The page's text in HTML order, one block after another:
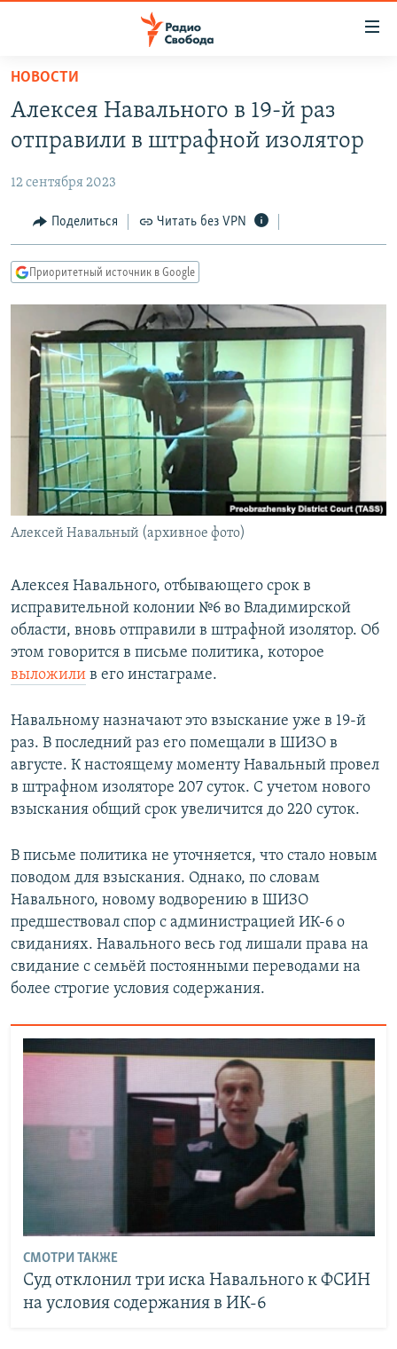
упрощенного
доступа
основному
Вернутся
главной
навигации
Вернутся
поиску
АВТОРСКИЕ ПРОЕКТЫ
ЦИТАТЫ СВОБОДЫ
МНЕНИЯ
IDEL.РЕАЛИИ
КАВКАЗ.РЕАЛИИ
СЕВЕР.РЕАЛИИ
СИБИРЬ.РЕАЛИИ
РАСПИСАНИЕ ВЕЩАНИЯ
ПОДПИШИТЕСЬ НА РАССЫЛКУ
СОЦИАЛЬНЫЕ СЕТИ
Все сайты РСЕ/РС
НОВОСТИ
Алексея Навального в 19-й раз
отправили в штрафной изолятор
12 сентября 2023
Поделиться Читать без VPN
Приоритетный источник в Google
Алексей Навальный (архивное фото)
Алексея Навального, отбывающего срок в
исправительной колонии №6 во Владимирской
области, вновь отправили в штрафной изолятор. Об
этом говорится в письме политика, которое
выложили в его инстаграме.
Навальному назначают это взыскание уже в 19-й
раз. В последний раз его помещали в ШИЗО в
августе. К настоящему моменту Навальный провел
в штрафном изоляторе 207 суток. С учетом нового
взыскания общий срок увеличится до 220 суток.
В письме политика не уточняется, что стало новым
поводом для взыскания. Однако, по словам
Навального, новому водворению в ШИЗО
предшествовал спор с администрацией ИК-6 о
свиданиях. Навального весь год лишали права на
свидание с семьёй постоянными переводами на
более строгие условия содержания.
СМОТРИ ТАКЖЕ
Суд отклонил три иска Навального к ФСИН
на условия содержания в ИК-6